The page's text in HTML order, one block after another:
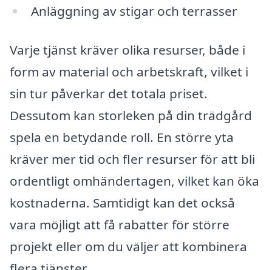
Anläggning av stigar och terrasser
Varje tjänst kräver olika resurser, både i
form av material och arbetskraft, vilket i
sin tur påverkar det totala priset.
Dessutom kan storleken på din trädgård
spela en betydande roll. En större yta
kräver mer tid och fler resurser för att bli
ordentligt omhändertagen, vilket kan öka
kostnaderna. Samtidigt kan det också
vara möjligt att få rabatter för större
projekt eller om du väljer att kombinera